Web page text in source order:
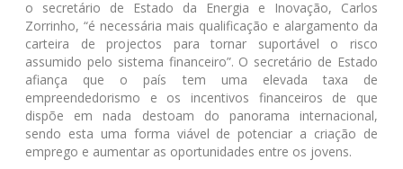
o secretário de Estado da Energia e Inovação, Carlos
Zorrinho, “é necessária mais qualificação e alargamento da
carteira de projectos para tornar suportável o risco
assumido pelo sistema financeiro”. O secretário de Estado
afiança que o país tem uma elevada taxa de
empreendedorismo e os incentivos financeiros de que
dispõe em nada destoam do panorama internacional,
sendo esta uma forma viável de potenciar a criação de
emprego e aumentar as oportunidades entre os jovens.